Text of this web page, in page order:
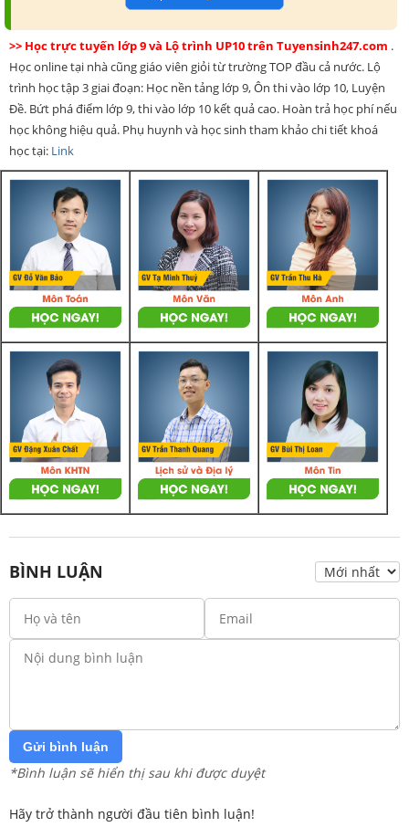
>> Học trực tuyến lớp 9 và Lộ trình UP10 trên Tuyensinh247.com .
Học online tại nhà cũng giáo viên giỏi từ trường TOP đầu cả nước. Lộ
trình học tập 3 giai đoạn: Học nền tảng lớp 9, Ôn thi vào lớp 10, Luyện
Đề. Bứt phá điểm lớp 9, thi vào lớp 10 kết quả cao. Hoàn trả học phí nếu
học không hiệu quả. Phụ huynh và học sinh tham khảo chi tiết khoá
học tại: Link
BÌNH LUẬN
Gửi bình luận
*Bình luận sẽ hiển thị sau khi được duyệt
Hãy trở thành người đầu tiên bình luận!